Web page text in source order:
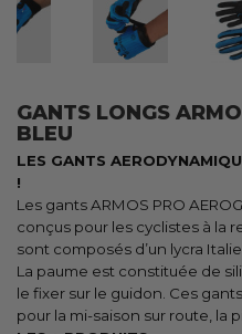
GANTS LONGS
BLEU
LES GANTS
!
Les gants ARMOS PRO
conçus pour les cyclistes à la
sont composés d’un lycra
La paume est constituée de
le fixer sur le guidon. Ces
pour la mi-saison sur route, la